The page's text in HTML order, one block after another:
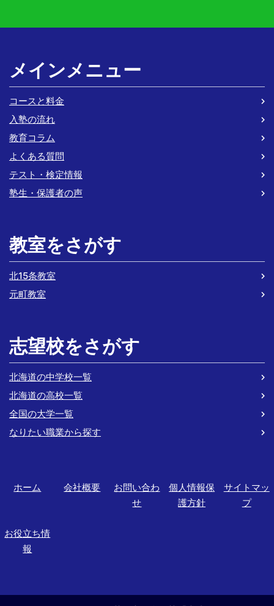
メインメニュー
コースと料金
入塾の流れ
教育コラム
よくある質問
テスト・検定情報
塾生・保護者の声
教室をさがす
北15条教室
元町教室
志望校をさがす
北海道の中学校一覧
北海道の高校一覧
全国の大学一覧
なりたい職業から探す
ホーム 会社概要
お問い合わ
せ
個人情報保
護方針
サイトマッ
プ
お役立ち情
報